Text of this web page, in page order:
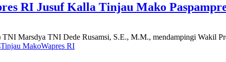
RI Jusuf Kalla Tinjau Mako
Marsdya TNI Dede Rusamsi, S.E., M.M., mendampingi Wakil
Tinjau MakoWapres RI